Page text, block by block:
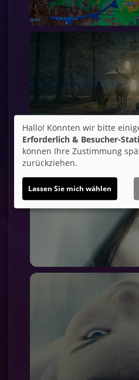
Hallo! Könnten wir bitte
Erforderlich & Besucher-
können Ihre Zustimmung
zurückziehen.
Lassen Sie mich wählen